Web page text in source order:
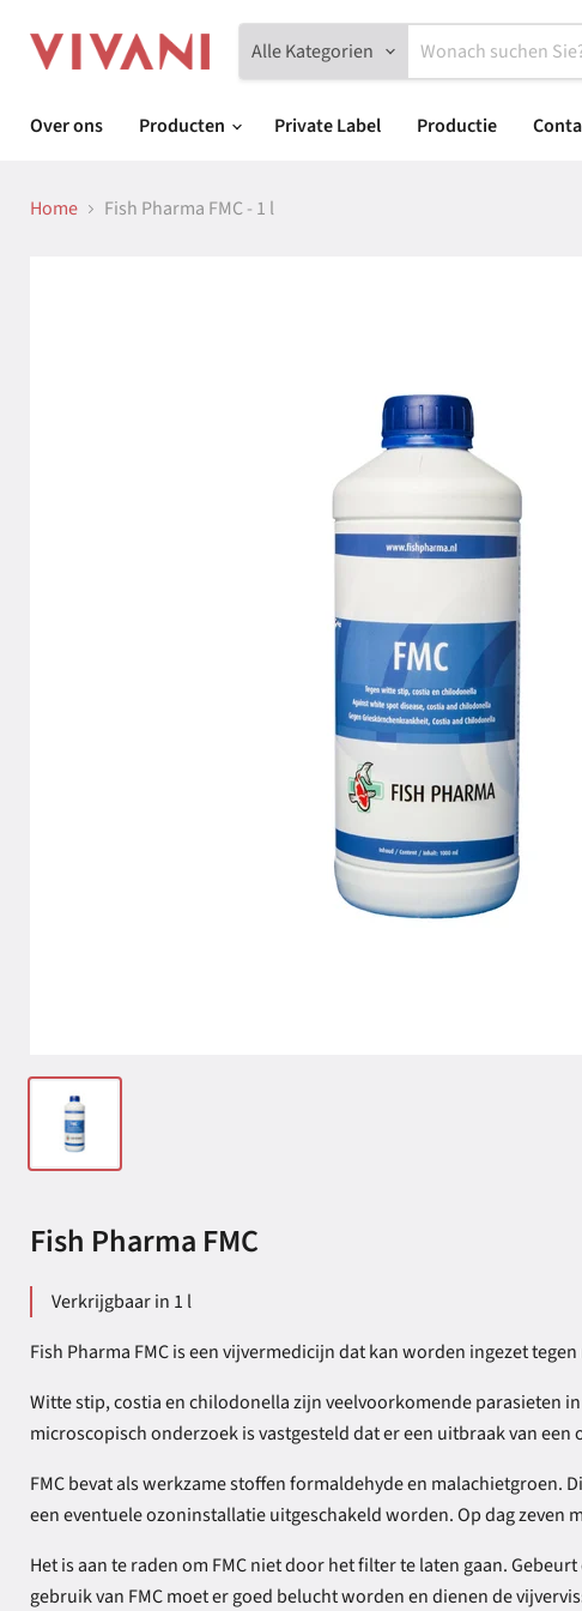
Alle Kategorien
Over ons Producten Private Label Productie
Home Fish Pharma FMC - 1 l
Fish Pharma FMC
Verkrijgbaar in 1 l
Fish Pharma FMC is een vijvermedicijn dat kan worden ingezet
Witte stip, costia en chilodonella zijn veelvoorkomende parasieten
microscopisch onderzoek is vastgesteld dat er een uitbraak van
FMC bevat als werkzame stoffen formaldehyde en malachietgroen.
een eventuele ozoninstallatie uitgeschakeld worden. Op dag zeven
Het is aan te raden om FMC niet door het filter te laten gaan.
gebruik van FMC moet er goed belucht worden en dienen de